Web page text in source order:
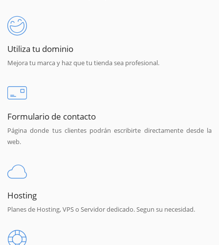
Utiliza tu dominio
Mejora tu marca y haz que tu tienda sea profesional.
Formulario de contacto
Página donde tus clientes podrán escribirte directamente desde la
web.
Hosting
Planes de Hosting, VPS o Servidor dedicado. Segun su necesidad.